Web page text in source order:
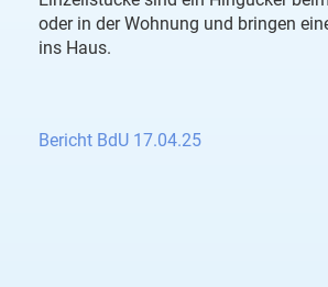
oder in der Wohnung und bringen
ins Haus.
Bericht BdU 17.04.25